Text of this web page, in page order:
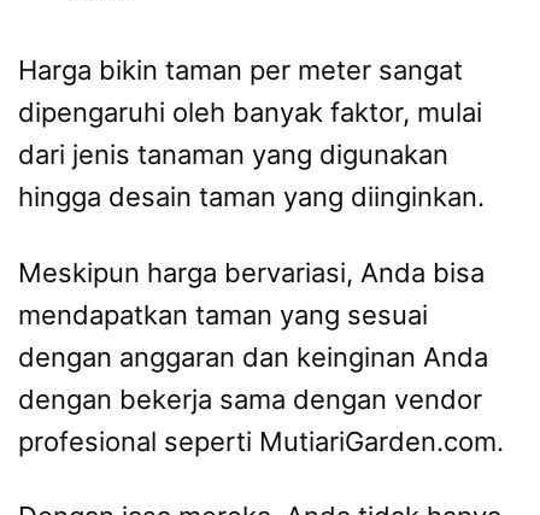
Harga bikin taman per meter sangat
dipengaruhi oleh banyak faktor, mulai
dari jenis tanaman yang digunakan
hingga desain taman yang diinginkan.
Meskipun harga bervariasi, Anda bisa
mendapatkan taman yang sesuai
dengan anggaran dan keinginan Anda
dengan bekerja sama dengan vendor
profesional seperti MutiariGarden.com.